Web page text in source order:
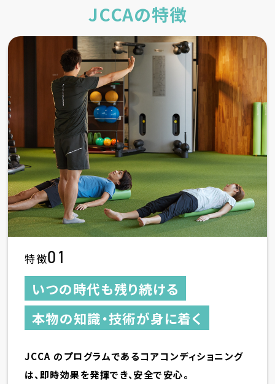
JCCAの特徴
特徴01
いつの時代も残り続ける
本物の知識・技術が身に着く
JCCA のプログラムであるコアコンディショニング
は、即時効果を発揮でき、安全で安心。